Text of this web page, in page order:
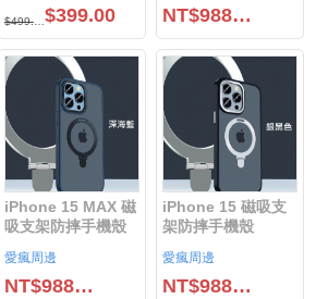
$499.00 $399.00 NT$988.00
iPhone 15 MAX 磁
吸支架防摔手機殼
愛瘋周邊
NT$988.00
iPhone 15 磁吸支
架防摔手機殼
愛瘋周邊
NT$988.00